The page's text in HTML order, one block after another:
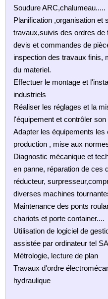
Soudure ARC,chalumeau.....
Planification ,organisation et
travaux,suivis des ordres de
devis et commandes de
inspection des travaux finis,
du materiel.
Effectuer le montage et
industriels
Réaliser les réglages et la
l'équipement et contrôler
Adapter les équipements les
production , mise aux
Diagnostic mécanique et
en panne, réparation de ces
réducteur,
diverses machines
Maintenance des ponts
chariots et porte container....
Utilisation de logiciel de
assistée par ordinateur tel
Métrologie, lecture de plan
Travaux d'ordre
hydraulique